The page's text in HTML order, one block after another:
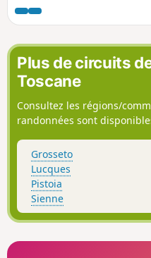
Ce parcours propose aussi
par le sentier "Balzi della
réservé aux randonneurs
Plus de circuits
Toscane
Consultez les régions/
randonnées sont
Grosseto
Lucques
Pistoia
Sienne